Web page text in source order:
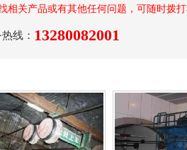
相关产品或有其他任何问题，可随时拨
线： 13280082001